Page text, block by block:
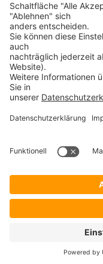
30+ JAHRE IT-
SICHERHEIT
2026 Alle
Verbraucher i.S.d. § 13 BGB.
Impressum